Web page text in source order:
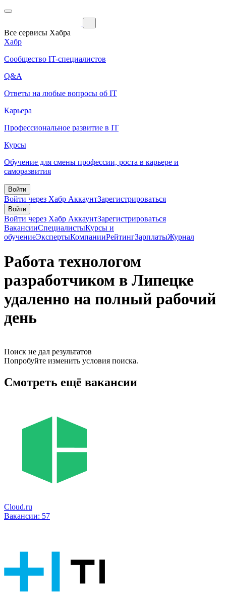
Все сервисы Хабра
Хабр
Сообщество IT-специалистов
Q&A
Ответы на любые вопросы об IT
Карьера
Профессиональное развитие в IT
Курсы
Обучение для смены профессии, роста в карьере и
саморазвития
Войти
Войти через Хабр АккаунтЗарегистрироваться
Войти
Войти через Хабр АккаунтЗарегистрироваться
ВакансииСпециалистыКурсы и
обучениеЭкспертыКомпанииРейтингЗарплатыЖурнал
Работа технологом
разработчиком в Липецке
удаленно на полный рабочий
день
Поиск не дал результатов
Попробуйте изменить условия поиска.
Смотреть ещё вакансии
Cloud.ru
Вакансии: 57